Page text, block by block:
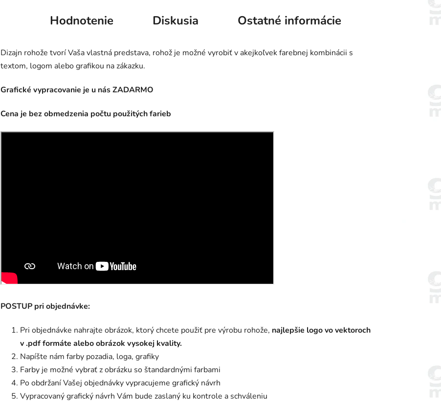
Hodnotenie
Diskusia Ostatné informácie
Dizajn rohože tvorí Vaša vlastná predstava, rohož je možné vyrobiť v akejkoľvek farebnej kombinácii s
textom, logom alebo grafikou na zákazku.
Grafické vypracovanie je u nás ZADARMO
Cena je bez obmedzenia počtu použitých farieb
POSTUP pri objednávke:
Pri objednávke nahrajte obrázok, ktorý chcete použiť pre výrobu rohože, najlepšie logo vo vektoroch
v .pdf formáte alebo obrázok vysokej kvality.
Napíšte nám farby pozadia, loga, grafiky
Farby je možné vybrať z obrázku so štandardnými farbami
Po obdržaní Vašej objednávky vypracujeme grafický návrh
Vypracovaný grafický návrh Vám bude zaslaný ku kontrole a schváleniu